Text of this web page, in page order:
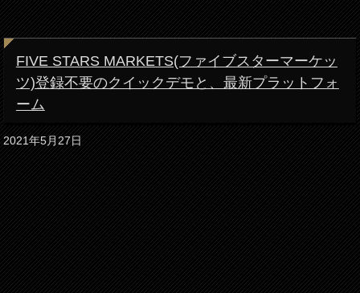
FIVE STARS MARKETS(ファイブスターマーケッ
ツ)登録不要のクイックデモと、最新プラットフォ
ーム
2021年5月27日